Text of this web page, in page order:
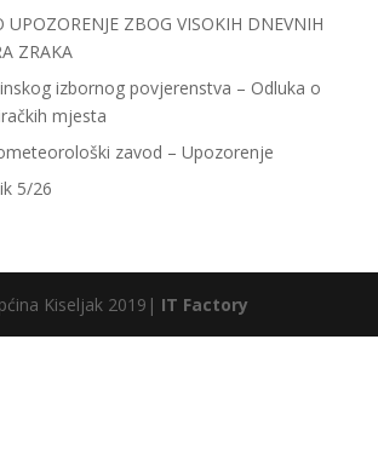
UPOZORENJE ZBOG VISOKIH DNEVNIH
ZRAKA
izbornog povjerenstva – Odluka o
mjesta
zavod – Upozorenje
5/26
Kiseljak 2019| IT Factory